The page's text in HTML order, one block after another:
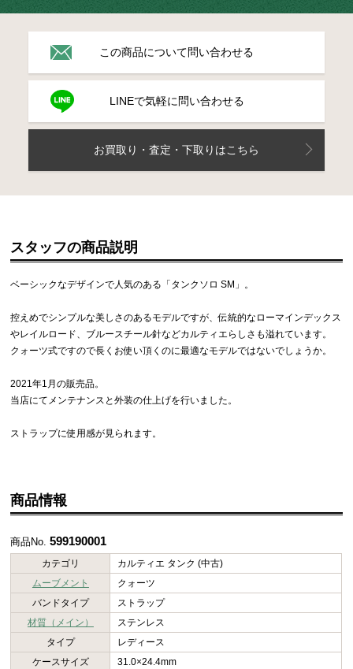
この商品について問い合わせる
LINEで気軽に問い合わせる
お買取り・査定・下取りはこちら
スタッフの商品説明
ベーシックなデザインで人気のある「タンクソロ SM」。
控えめでシンプルな美しさのあるモデルですが、伝統的なローマインデックス
レイルロード、ブルースチール針などカルティエらしさも溢れています。
クォーツ式ですので長くお使い頂くのに最適なモデルではないでしょうか。
2021年1月の販売品。
当店にてメンテナンスと外装の仕上げを行いました。
ストラップに使用感が見られます。
商品情報
商品No.599190001
カテゴリ
カルティエ タンク (中古)
ムーブメント
クォーツ
バンドタイプ
ストラップ
材質（メイン）
ステンレス
タイプ
レディース
ケースサイズ
31.0×24.4mm